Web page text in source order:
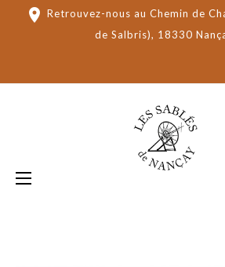
place Retrouvez-nous au Chemin de
de Salbris), 18330
Basculer
la
☰